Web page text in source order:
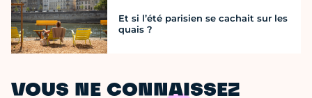
Et si l’été parisien se cachait sur les
quais ?
VOUS NE CONNAISSEZ